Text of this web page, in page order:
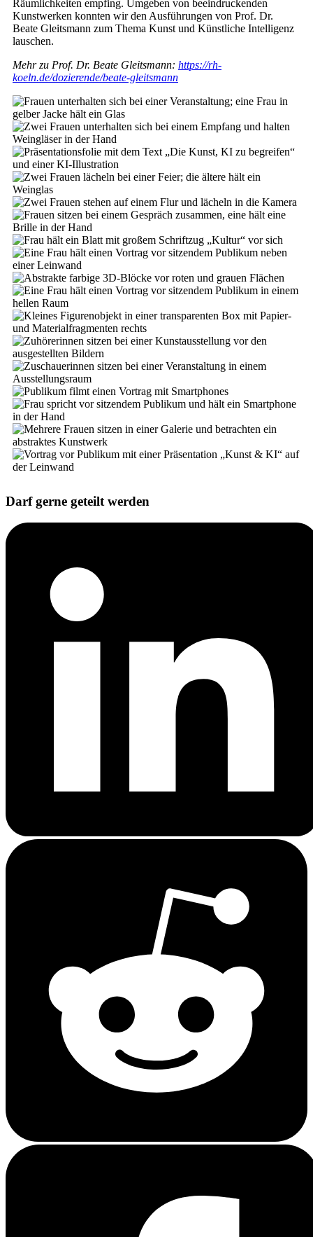
Räumlichkeiten empfing. Umgeben von beeindruckenden
Kunstwerken konnten wir den Ausführungen von Prof. Dr.
Beate Gleitsmann zum Thema Kunst und Künstliche Intelligenz
lauschen.
Mehr zu Prof. Dr. Beate Gleitsmann: https://rh-
koeln.de/dozierende/beate-gleitsmann
Darf gerne geteilt werden